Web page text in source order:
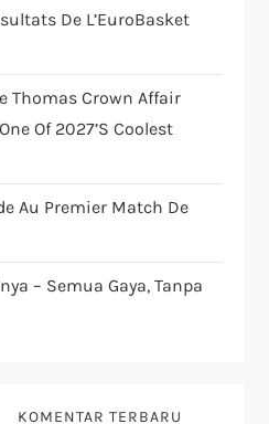
De L’EuroBasket
Thomas Crown Affair
Of 2027’s Coolest
Au Premier Match De
– Semua Gaya, Tanpa
KOMENTAR TERBARU